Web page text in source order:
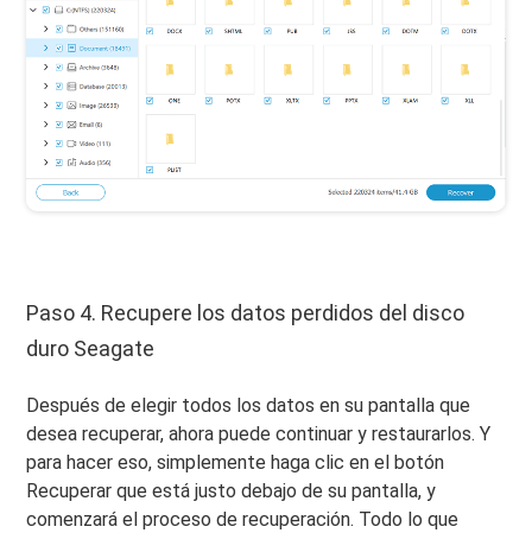
Paso 4. Recupere los datos perdidos del disco
duro Seagate
Después de elegir todos los datos en su pantalla que
desea recuperar, ahora puede continuar y restaurarlos. Y
para hacer eso, simplemente haga clic en el botón
Recuperar que está justo debajo de su pantalla, y
comenzará el proceso de recuperación. Todo lo que